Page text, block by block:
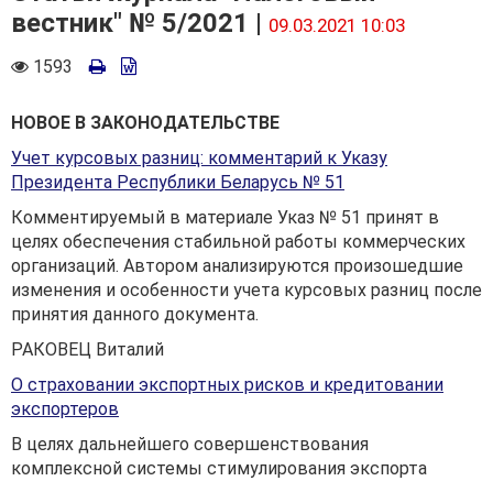
вестник" № 5/2021 | 09.03.2021 10:03
Количество
1593
НОВОЕ В ЗАКОНОДАТЕЛЬСТВЕ
Учет курсовых разниц: комментарий к Указу
Президента Республики Беларусь № 51
Комментируемый в материале Указ № 51 принят в
целях обеспечения стабильной работы коммерческих
организаций. Автором анализируются произошедшие
изменения и особенности учета курсовых разниц после
принятия данного документа.
РАКОВЕЦ Виталий
О страховании экспортных рисков и кредитовании
экспортеров
В целях дальнейшего совершенствования
комплексной системы стимулирования экспорта